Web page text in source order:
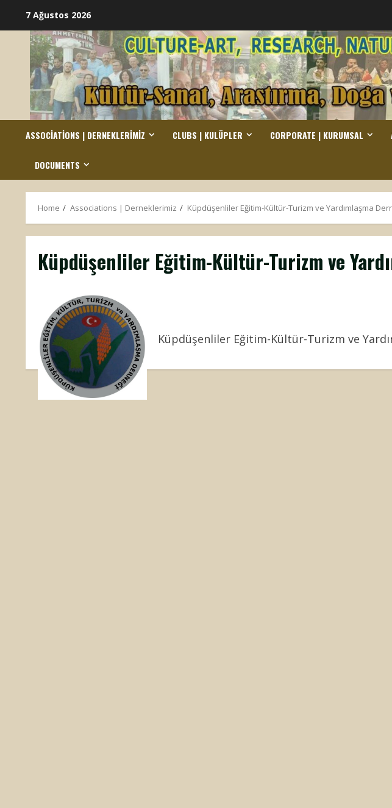
content
7 Ağustos 2026
ASSOCIATIONS | DERNEKLERIMIZ CLUBS | KULÜPLER CORPORATE | KURUMSAL
DOCUMENTS
Home Associations | Derneklerimiz Küpdüşenliler Eğitim-Kültür-Turizm ve Yardımlaşma
Küpdüşenliler Eğitim-Kültür-Turizm ve
Küpdüşenliler Eğitim-Kültür-Turizm ve